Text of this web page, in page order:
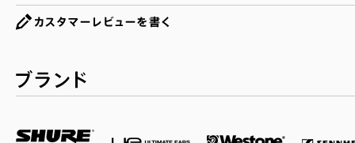
カスタマーレビュー